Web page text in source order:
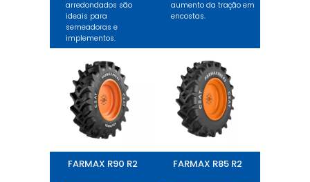
arredondados são
ideais para
semeadoras e
implementos.
aumento da tração em
encostas.
FARMAX R90 R2 FARMAX R85 R2